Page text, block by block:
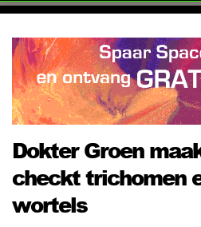
Dokter Groen
checkt trichomen
wortels